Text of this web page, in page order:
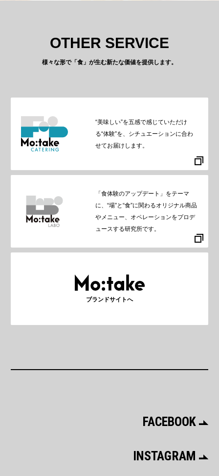
OTHER SERVICE
様々な形で「食」が生む新たな価値を提供します。
“美味しい”を五感で感じていただけ
る“体験”を、シチュエーションに合わ
せてお届けします。
「食体験のアップデート」をテーマ
に、“場”と“食”に関わるオリジナル商品
やメニュー、オペレーションをプロデ
ュースする研究所です。
ブランドサイトへ
FACEBOOK
INSTAGRAM